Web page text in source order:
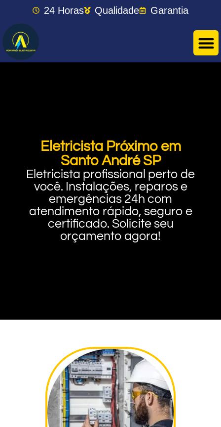
24 Horas Qualidade Garantia
Eletricista Próximo em
Santo André SP
Eletricista profissional perto de
você. Instalações, reparos e
emergências 24h com
atendimento rápido, seguro e
certificado. Solicite seu
orçamento agora!